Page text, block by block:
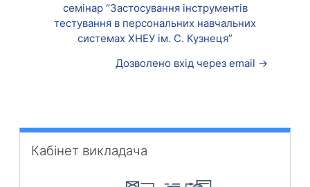
семінар “Застосування інструментів
тестування в персональних навчальних
системах ХНЕУ ім. С. Кузнеця”
Дозволено вхід через email →
Кабінет викладача überspringen
Кабінет викладача